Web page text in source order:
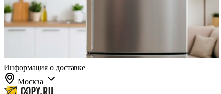
Информация о доставке
Москва